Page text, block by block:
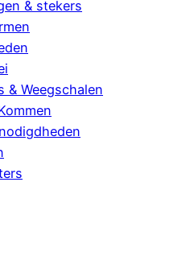
& stekers
& Weegschalen